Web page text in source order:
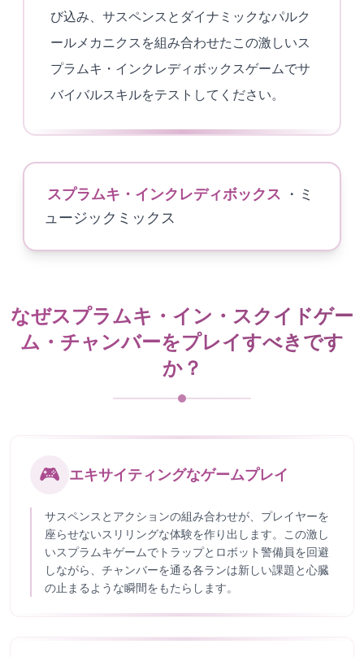
び込み、サスペンスとダイナミックなパルク
ールメカニクスを組み合わせたこの激しいス
プラムキ・インクレディボックスゲームでサ
バイバルスキルをテストしてください。
スプラムキ・インクレディボックス ・ミ
ュージックミックス
なぜスプラムキ・イン・スクイドゲー
ム・チャンバーをプレイすべきです
か？
🎮 エキサイティングなゲームプレイ
サスペンスとアクションの組み合わせが、プレイヤーを
座らせないスリリングな体験を作り出します。この激し
いスプラムキゲームでトラップとロボット警備員を回避
しながら、チャンバーを通る各ランは新しい課題と心臓
の止まるような瞬間をもたらします。